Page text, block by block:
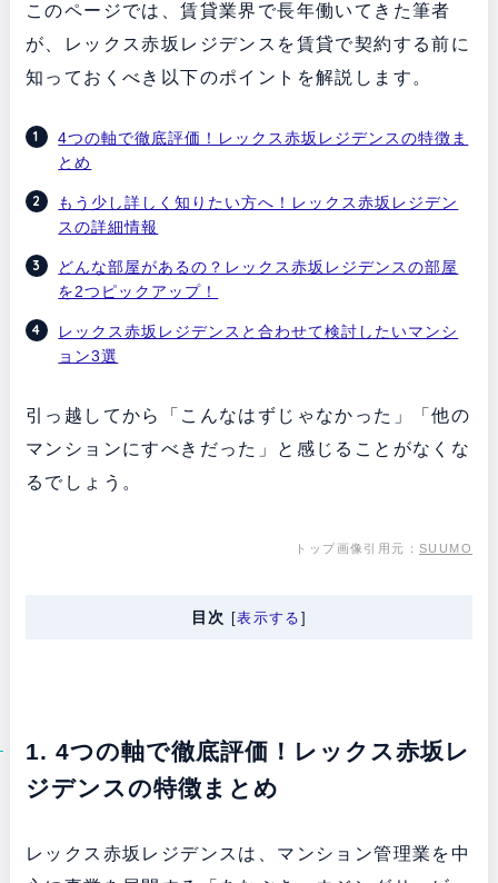
このページでは、賃貸業界で長年働いてきた筆者
が、レックス赤坂レジデンスを賃貸で契約する前に
知っておくべき以下のポイントを解説します。
4つの軸で徹底評価！レックス赤坂レジデンスの特徴ま
とめ
もう少し詳しく知りたい方へ！レックス赤坂レジデン
スの詳細情報
どんな部屋があるの？レックス赤坂レジデンスの部屋
を2つピックアップ！
レックス赤坂レジデンスと合わせて検討したいマンシ
ョン3選
引っ越してから「こんなはずじゃなかった」「他の
マンションにすべきだった」と感じることがなくな
るでしょう。
トップ画像引用元：SUUMO
目次 [表示する
1. 4つの軸で徹底評価！レックス赤坂レ
ジデンスの特徴まとめ
レックス赤坂レジデンスは、マンション管理業を中